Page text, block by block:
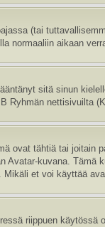
(tai
normaaliin aikaan
sitä sinun
Ryhmän nettisivuilta
ovat tähtiä tai
kuvana.
et voi käyttää
riippuen